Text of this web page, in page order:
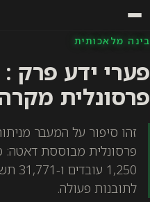
בינה מלאכותית
פערי ידע פרק
פרסונלית מקרה
זהו סיפור על המעבר
פרסונלית מבוססת דאטה:
לתובנות פעולה.